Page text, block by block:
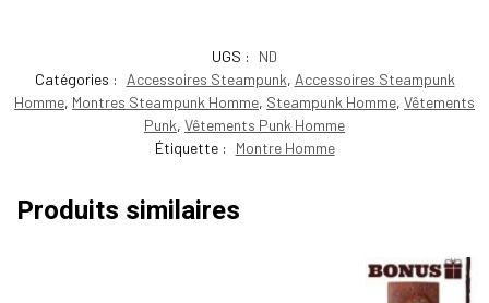
UGS :
ND
Catégories :
Accessoires Steampunk, Accessoires Steampunk
Homme, Montres Steampunk Homme, Steampunk Homme, Vêtements
Punk, Vêtements Punk Homme
Étiquette :
Montre Homme
Produits similaires